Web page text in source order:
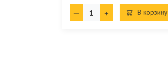
В корзину